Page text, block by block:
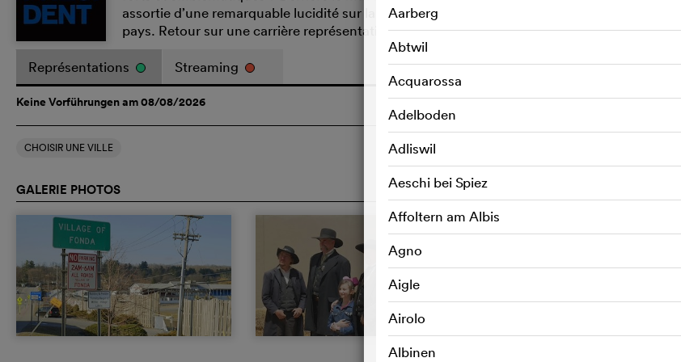
assortie d’une remarquable lucidité sur la starification comme sur les ambivalences de son
pays. Retour sur une carrière représentative du XXe siècle.
Représentations Streaming
Keine Vorführungen am 08/08/2026
CHOISIR UNE VILLE
Aarberg
Abtwil
Acquarossa
Adelboden
Adliswil
Aeschi bei Spiez
Affoltern am Albis
Agno
Aigle
Airolo
Albinen
GALERIE PHOTOS